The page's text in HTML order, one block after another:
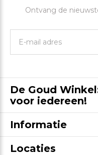
Ontvang de
De Goud
voor iedereen!
Informatie
Locaties